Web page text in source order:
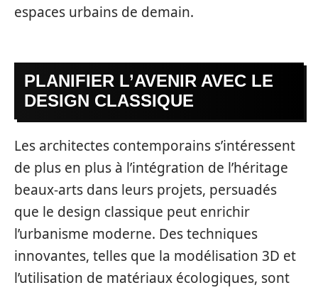
espaces urbains de demain.
PLANIFIER L’AVENIR AVEC LE
DESIGN CLASSIQUE
Les architectes contemporains s’intéressent
de plus en plus à l’intégration de l’héritage
beaux-arts dans leurs projets, persuadés
que le design classique peut enrichir
l’urbanisme moderne. Des techniques
innovantes, telles que la modélisation 3D et
l’utilisation de matériaux écologiques, sont